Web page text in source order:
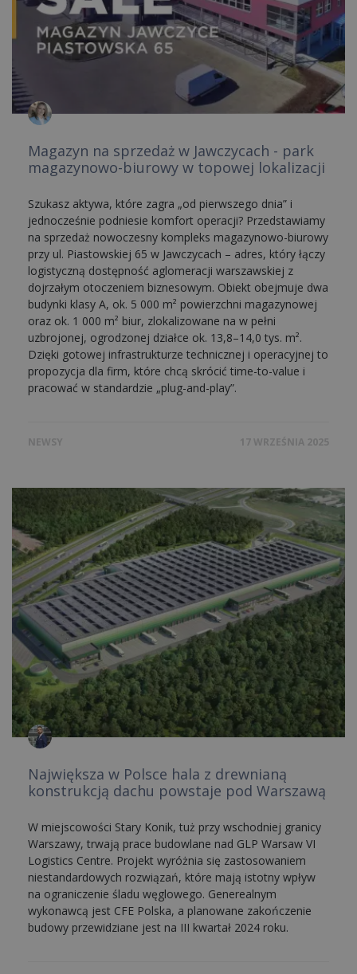
Magazyn na sprzedaż w Jawczycach - park
magazynowo-biurowy w topowej lokalizacji
Szukasz aktywa, które zagra „od pierwszego dnia” i
jednocześnie podniesie komfort operacji? Przedstawiamy
na sprzedaż nowoczesny kompleks magazynowo-biurowy
przy ul. Piastowskiej 65 w Jawczycach – adres, który łączy
logistyczną dostępność aglomeracji warszawskiej z
dojrzałym otoczeniem biznesowym. Obiekt obejmuje dwa
budynki klasy A, ok. 5 000 m² powierzchni magazynowej
oraz ok. 1 000 m² biur, zlokalizowane na w pełni
uzbrojonej, ogrodzonej działce ok. 13,8–14,0 tys. m².
Dzięki gotowej infrastrukturze technicznej i operacyjnej to
propozycja dla firm, które chcą skrócić time-to-value i
pracować w standardzie „plug-and-play”.
NEWSY 17 WRZEŚNIA 2025
Największa w Polsce hala z drewnianą
konstrukcją dachu powstaje pod Warszawą
W miejscowości Stary Konik, tuż przy wschodniej granicy
Warszawy, trwają prace budowlane nad GLP Warsaw VI
Logistics Centre. Projekt wyróżnia się zastosowaniem
niestandardowych rozwiązań, które mają istotny wpływ
na ograniczenie śladu węglowego. Generealnym
wykonawcą jest CFE Polska, a planowane zakończenie
budowy przewidziane jest na III kwartał 2024 roku.